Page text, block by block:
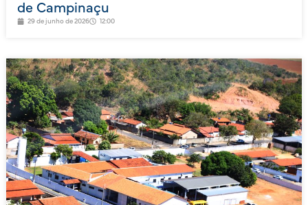
de Campinaçu
29 de junho de 2026 12:00